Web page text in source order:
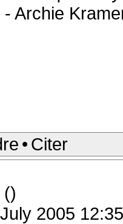
Archie
• Citer
()
2005